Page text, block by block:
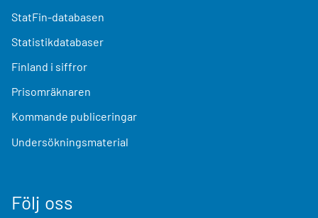
StatFin-databasen
Statistikdatabaser
Finland i siffror
Prisomräknaren
Kommande publiceringar
Undersökningsmaterial
Följ oss